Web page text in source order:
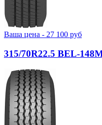
Ваша цена - 27 100 руб
315/70R22.5 BEL-